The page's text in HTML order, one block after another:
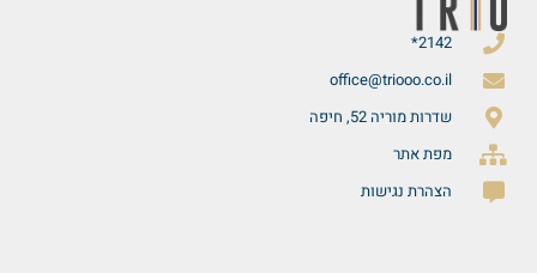
2142*
office@triooo.co.il
שדרות מוריה 52, חיפה
מפת אתר
הצהרת נגישות